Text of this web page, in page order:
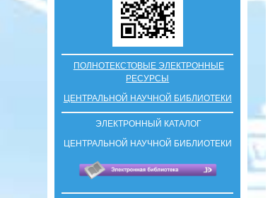
ПОЛНОТЕКСТОВЫЕ ЭЛЕКТРОННЫЕ
РЕСУРСЫ
ЦЕНТРАЛЬНОЙ НАУЧНОЙ БИБЛИОТЕКИ
ЭЛЕКТРОННЫЙ КАТАЛОГ
ЦЕНТРАЛЬНОЙ НАУЧНОЙ БИБЛИОТЕКИ